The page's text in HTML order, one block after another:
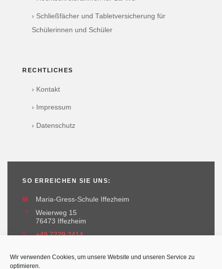
Wir verwenden Cookies, um unsere Website und unseren Service zu
optimieren.
› Schließfächer und Tabletversicherung für
Schülerinnen und Schüler
RECHTLICHES
› Kontakt
› Impressum
› Datenschutz
SO ERREICHEN SIE UNS:
🏫
Maria-Gress-Schule Iffezheim
📍
Weierweg 15
76473 Iffezheim
📞
+49 7229 2414